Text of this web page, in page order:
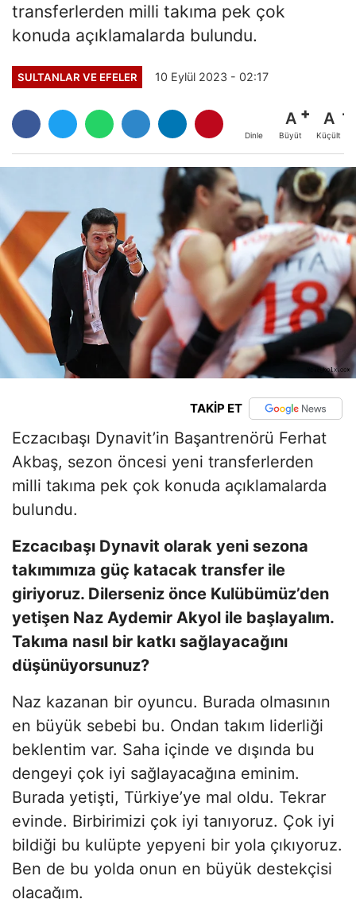
transferlerden milli takıma pek çok
konuda açıklamalarda bulundu.
SULTANLAR VE EFELER 10 Eylül 2023 - 02:17
Dinle
A
Büyüt
A
Küçült
TAKİP ET
Eczacıbaşı Dynavit’in Başantrenörü Ferhat
Akbaş, sezon öncesi yeni transferlerden
milli takıma pek çok konuda açıklamalarda
bulundu.
Ezcacıbaşı Dynavit olarak yeni sezona
takımımıza güç katacak transfer ile
giriyoruz. Dilerseniz önce Kulübümüz’den
yetişen Naz Aydemir Akyol ile başlayalım.
Takıma nasıl bir katkı sağlayacağını
düşünüyorsunuz?
Naz kazanan bir oyuncu. Burada olmasının
en büyük sebebi bu. Ondan takım liderliği
beklentim var. Saha içinde ve dışında bu
dengeyi çok iyi sağlayacağına eminim.
Burada yetişti, Türkiye’ye mal oldu. Tekrar
evinde. Birbirimizi çok iyi tanıyoruz. Çok iyi
bildiği bu kulüpte yepyeni bir yola çıkıyoruz.
Ben de bu yolda onun en büyük destekçisi
olacağım.